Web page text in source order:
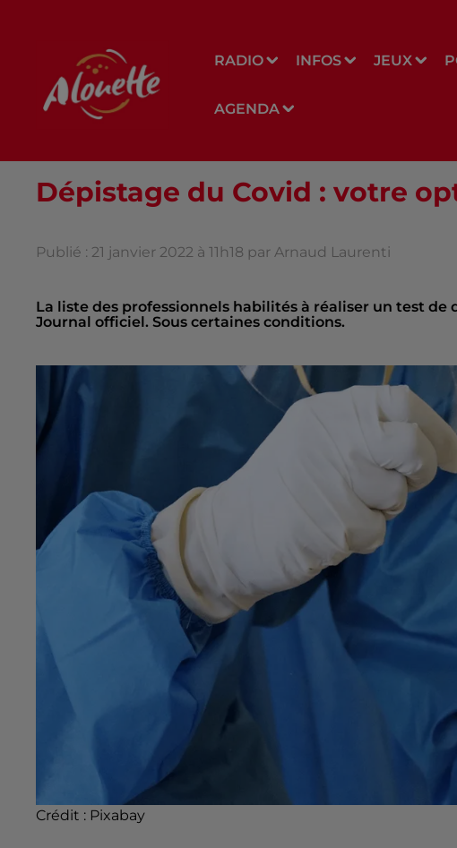
RADIO INFOS JEUX
AGENDA
Dépistage du Covid : votre
Publié : 21 janvier 2022 à 11h18 par Arnaud Laurenti
La liste des professionnels habilités à réaliser un test
Journal officiel. Sous certaines conditions.
Crédit : Pixabay